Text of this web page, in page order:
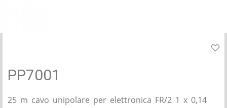
PP7001
25 m cavo unipolare per elettronica FR/2 1 x 0,14